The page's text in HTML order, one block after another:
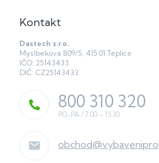
Kontakt
Dastech s.r.o.
Myslbekova 809/5, 415 01 Teplice
IČO: 25143433
DIČ: CZ25143433
obchod@
800 310 320